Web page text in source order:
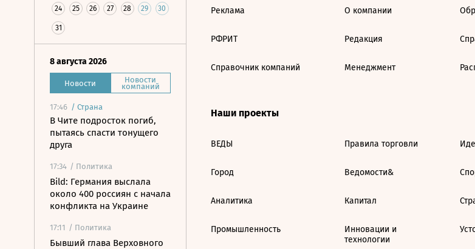
24 25 26 27 28 29 30
31
8 августа 2026
Новости Новости
компаний
17:46 / Страна
В Чите подросток погиб,
пытаясь спасти тонущего
друга
17:34 / Политика
Bild: Германия выслала
около 400 россиян с начала
конфликта на Украине
17:11 / Политика
Бывший глава Верховного
Реклама
РФРИТ
Справочник компаний
О компании
Редакция
Менеджмент
Наши проекты
ВЕДЫ
Город
Аналитика
Промышленность
Правила торговли
Ведомости&
Капитал
Инновации и
технологии